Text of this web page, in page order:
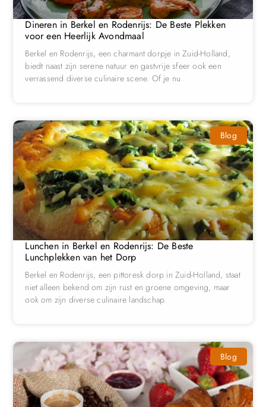
Dineren in Berkel en Rodenrijs: De Beste Plekken
voor een Heerlijk Avondmaal
Berkel en Rodenrijs, een charmant dorpje in Zuid-Holland,
biedt naast zijn serene natuur en gastvrije sfeer ook een
verrassend diverse culinaire scene. Of je nu
Blog
Lunchen in Berkel en Rodenrijs: De Beste
Lunchplekken van het Dorp
Berkel en Rodenrijs, een pittoresk dorp in Zuid-Holland, staat
niet alleen bekend om zijn rust en groene omgeving, maar
ook om zijn diverse culinaire landschap.
Blog